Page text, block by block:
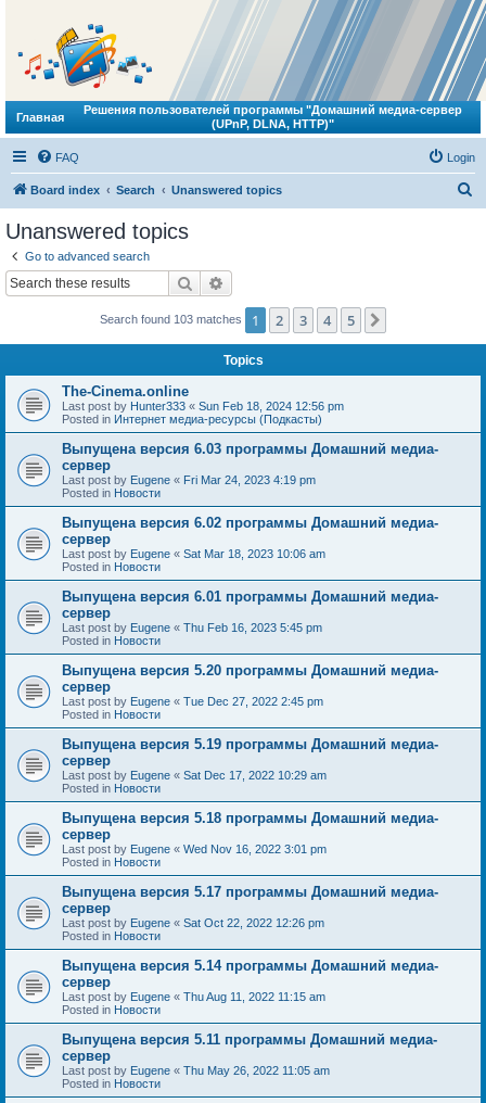
Главная
Решения пользователей программы "Домашний медиа-сервер
(UPnP, DLNA, HTTP)"
FAQ Login
Board index Search Unanswered topics
Unanswered topics
Go to advanced search
Search
Search found 103 matches 1 2 3 4 5
Topics
The-Cinema.online
Last post by Hunter333 « Sun Feb 18, 2024 12:56 pm
Posted in Интернет медиа-ресурсы (Подкасты)
Выпущена версия 6.03 программы Домашний медиа-
сервер
Last post by Eugene « Fri Mar 24, 2023 4:19 pm
Posted in Новости
Выпущена версия 6.02 программы Домашний медиа-
сервер
Last post by Eugene « Sat Mar 18, 2023 10:06 am
Posted in Новости
Выпущена версия 6.01 программы Домашний медиа-
сервер
Last post by Eugene « Thu Feb 16, 2023 5:45 pm
Posted in Новости
Выпущена версия 5.20 программы Домашний медиа-
сервер
Last post by Eugene « Tue Dec 27, 2022 2:45 pm
Posted in Новости
Выпущена версия 5.19 программы Домашний медиа-
сервер
Last post by Eugene « Sat Dec 17, 2022 10:29 am
Posted in Новости
Выпущена версия 5.18 программы Домашний медиа-
сервер
Last post by Eugene « Wed Nov 16, 2022 3:01 pm
Posted in Новости
Выпущена версия 5.17 программы Домашний медиа-
сервер
Last post by Eugene « Sat Oct 22, 2022 12:26 pm
Posted in Новости
Выпущена версия 5.14 программы Домашний медиа-
сервер
Last post by Eugene « Thu Aug 11, 2022 11:15 am
Posted in Новости
Выпущена версия 5.11 программы Домашний медиа-
сервер
Last post by Eugene « Thu May 26, 2022 11:05 am
Posted in Новости